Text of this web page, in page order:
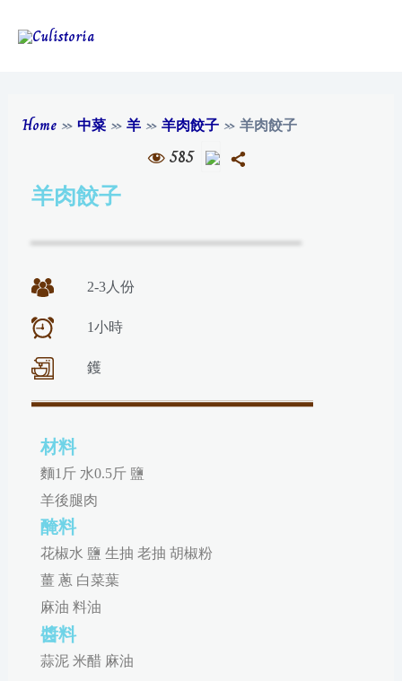
Home »中菜 »羊 »羊肉餃子 »羊肉餃子
585
羊肉餃子
2-3人份
1小時
鑊
材料
麵1斤 水0.5斤 鹽
羊後腿肉
醃料
花椒水 鹽 生抽 老抽 胡椒粉
薑 蔥 白菜葉
麻油 料油
醬料
蒜泥 米醋 麻油